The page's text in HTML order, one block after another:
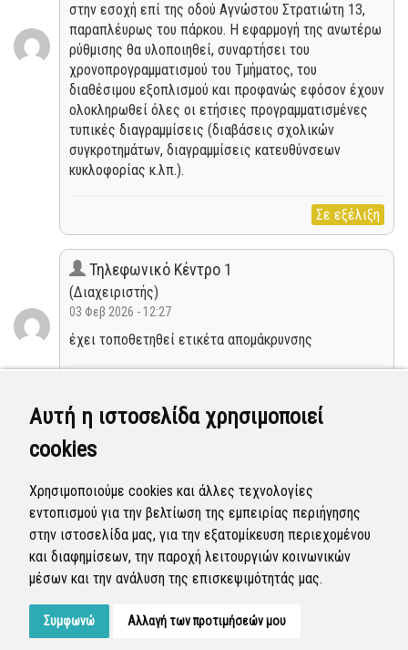
Αυτή η ιστοσελίδα χρησιμοποιεί
cookies
Χρησιμοποιούμε cookies και άλλες τεχνολογίες
εντοπισμού για την βελτίωση της εμπειρίας περιήγησης
στην ιστοσελίδα μας, για την εξατομίκευση περιεχομένου
και διαφημίσεων, την παροχή λειτουργιών κοινωνικών
μέσων και την ανάλυση της επισκεψιμότητάς μας.
Συμφωνώ Αλλαγή των προτιμήσεών μου
στην εσοχή επί της οδού Αγνώστου Στρατιώτη 13,
παραπλέυρως του πάρκου. Η εφαρμογή της ανωτέρω
ρύθμισης θα υλοποιηθεί, συναρτήσει του
χρονοπρογραμματισμού του Τμήματος, του
διαθέσιμου εξοπλισμού και προφανώς εφόσον έχουν
ολοκληρωθεί όλες οι ετήσιες προγραμματισμένες
τυπικές διαγραμμίσεις (διαβάσεις σχολικών
συγκροτημάτων, διαγραμμίσεις κατευθύνσεων
κυκλοφορίας κ.λπ.).
Σε εξέλιξη
Τηλεφωνικό Κέντρο 1
(Διαχειριστής)
03 Φεβ 2026 - 12:27
έχει τοποθετηθεί ετικέτα απομάκρυνσης
(Διαχειριστής)
08 Ιαν 2026 - 08:16
Εστάλη στην Τεχνική Υπηρεσία στις 08-1-2026 για
σήμανση κάθετης στάθμευσης.